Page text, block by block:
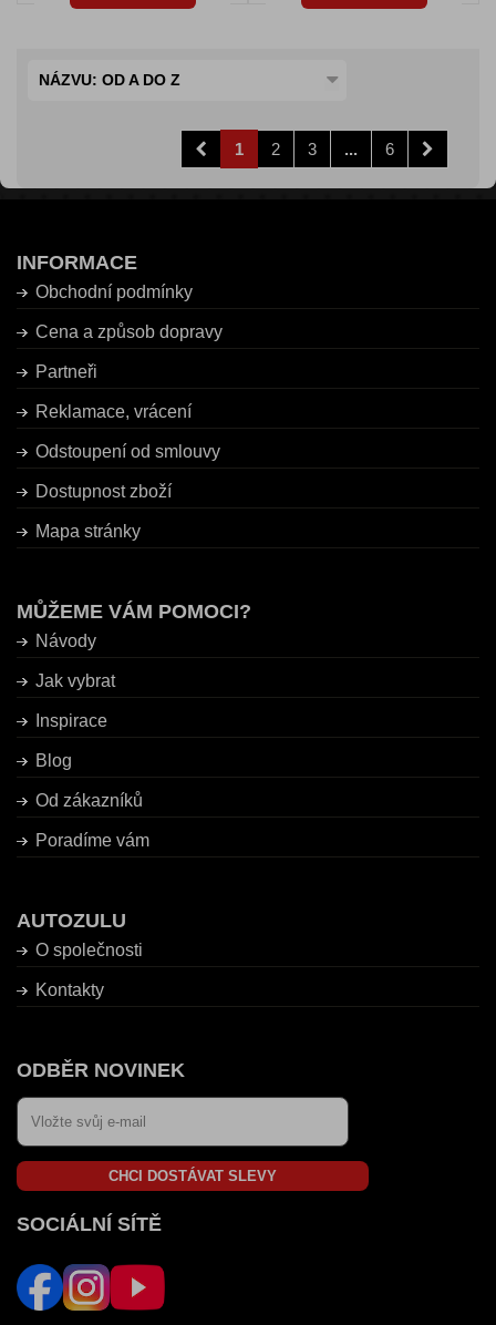
NÁZVU: OD A DO Z
1 2 3 ... 6
INFORMACE
Obchodní podmínky
Cena a způsob dopravy
Partneři
Reklamace, vrácení
Odstoupení od smlouvy
Dostupnost zboží
Mapa stránky
MŮŽEME VÁM POMOCI?
Návody
Jak vybrat
Inspirace
Blog
Od zákazníků
Poradíme vám
AUTOZULU
O společnosti
Kontakty
ODBĚR NOVINEK
CHCI DOSTÁVAT SLEVY
SOCIÁLNÍ SÍTĚ